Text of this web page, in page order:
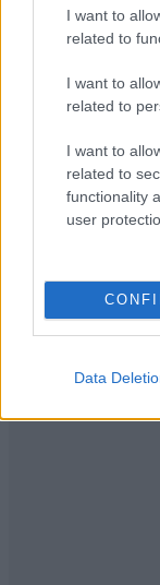
I want to
related to
I want to
related to
I want to
related to
functionality
user
Data